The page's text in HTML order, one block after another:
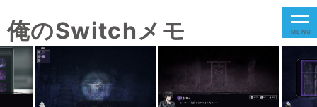
俺のSwitchメモ MENU